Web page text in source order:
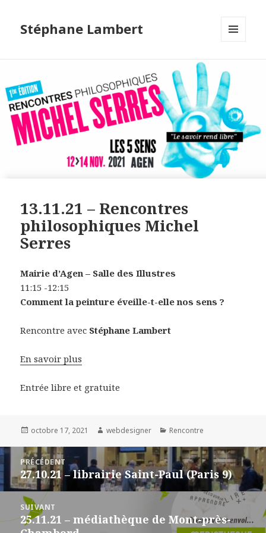
Stéphane Lambert
13.11.21 – Rencontres
philosophiques Michel
Serres
Mairie d’Agen – Salle des Illustres
11:15 -12:15
Comment la peinture éveille-t-elle nos sens ?
Rencontre avec Stéphane Lambert
En savoir plus
Entrée libre et gratuite
Publié
octobre 17, 2021 Auteur
webdesigner Catégories
Rencontre
Navigation
de
l’article
PRÉCÉDENT
Article
précédent :
27.10.21 – librairie Saint-Paul (Paris 9)
SUIVANT
Article
25.11.21 – médiathèque de Mont-près-